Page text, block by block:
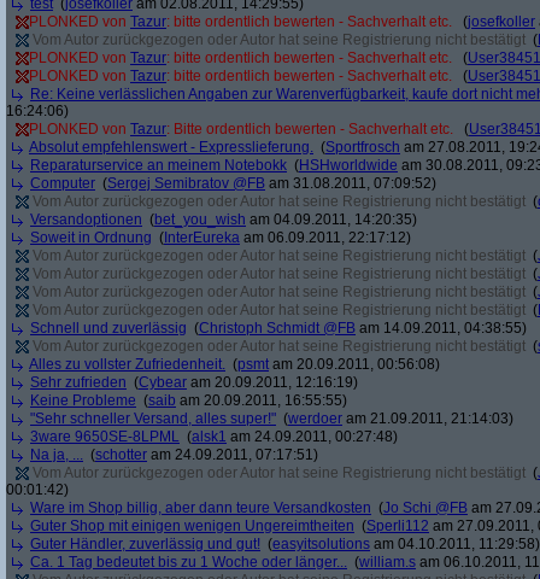
test (josefkoller am 02.08.2011, 14:29:55)
PLONKED von Tazur: bitte ordentlich bewerten - Sachverhalt etc. (josefkoller
Vom Autor zurückgezogen oder Autor hat seine Registrierung nicht bestätigt (
PLONKED von Tazur: bitte ordentlich bewerten - Sachverhalt etc. (
PLONKED von Tazur: bitte ordentlich bewerten - Sachverhalt etc. (
Re: Keine verlässlichen Angaben zur Warenverfügbarkeit, kaufe dort nicht
16:24:06)
PLONKED von Tazur: Bitte ordentlich bewerten - Sachverhalt etc. (
Absolut empfehlenswert - Expresslieferung. (Sportfrosch am 27.08.2011,
Reparaturservice an meinem Notebokk (HSHworldwide am 30.08.2011,
Computer (Sergej Semibratov @FB am 31.08.2011, 07:09:52)
Vom Autor zurückgezogen oder Autor hat seine Registrierung nicht bestätigt (
Versandoptionen (bet_you_wish am 04.09.2011, 14:20:35)
Soweit in Ordnung ( InterEureka am 06.09.2011, 22:17:12)
Vom Autor zurückgezogen oder Autor hat seine Registrierung nicht bestätigt (
Vom Autor zurückgezogen oder Autor hat seine Registrierung nicht bestätigt (
Vom Autor zurückgezogen oder Autor hat seine Registrierung nicht bestätigt (
Vom Autor zurückgezogen oder Autor hat seine Registrierung nicht bestätigt (
Schnell und zuverlässig (Christoph Schmidt @FB am 14.09.2011, 04:38:55)
Vom Autor zurückgezogen oder Autor hat seine Registrierung nicht bestätigt (
Alles zu vollster Zufriedenheit. (psmt am 20.09.2011, 00:56:08)
Sehr zufrieden (Cybear am 20.09.2011, 12:16:19)
Keine Probleme (saib am 20.09.2011, 16:55:55)
"Sehr schneller Versand, alles super!" (werdoer am 21.09.2011, 21:14:03)
3ware 9650SE-8LPML (alsk1 am 24.09.2011, 00:27:48)
Na ja, ... (schotter am 24.09.2011, 07:17:51)
Vom Autor zurückgezogen oder Autor hat seine Registrierung nicht bestätigt (
00:01:42)
Ware im Shop billig, aber dann teure Versandkosten (Jo Schi @FB am
Guter Shop mit einigen wenigen Ungereimtheiten (Sperli112 am 27.09.2011,
Guter Händler, zuverlässig und gut! (easyitsolutions am 04.10.2011, 11:29:58)
Ca. 1 Tag bedeutet bis zu 1 Woche oder länger... (william.s am 06.10.2011,